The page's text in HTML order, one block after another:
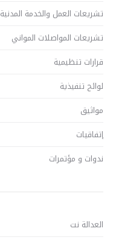
تشريعات العمل والخدمة المدنية
تشريعات المواصلات المواني
قرارات تنظيمية
لوائح تنفيذية
مواثيق
إتفاقيات
ندوات و مؤتمرات
العدالة نت